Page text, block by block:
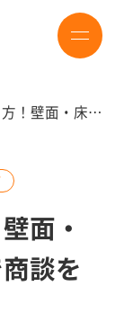
！壁面・床…
面・
談を